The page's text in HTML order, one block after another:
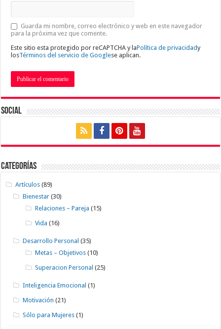
Guarda mi nombre, correo electrónico y web en este navegador
para la próxima vez que comente.
Este sitio esta protegido por reCAPTCHA y laPolítica de privacidady
losTérminos del servicio de Googlese aplican.
Social
Categorías
Artículos (89)
Bienestar (30)
Relaciones – Pareja (15)
Vida (16)
Desarrollo Personal (35)
Metas – Objetivos (10)
Superacion Personal (25)
Inteligencia Emocional (1)
Motivación (21)
Sólo para Mujeres (1)